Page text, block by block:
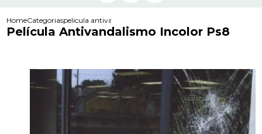
HomeCategoriaspelicula antivandalismo incolor ps8
Película Antivandalismo Incolor Ps8